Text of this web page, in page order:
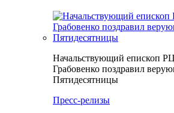
Начальствующий епископ
Грабовенко поздравил
Пятидесятницы
Пресс-релизы